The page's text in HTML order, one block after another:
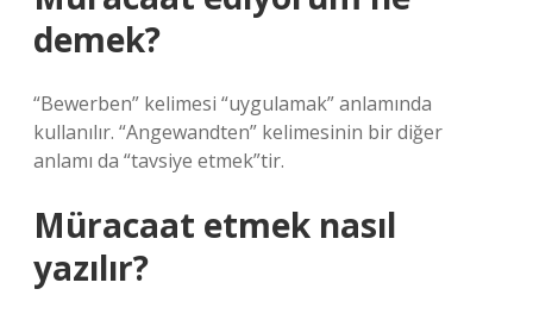
demek?
“Bewerben” kelimesi “uygulamak” anlamında
kullanılır. “Angewandten” kelimesinin bir diğer
anlamı da “tavsiye etmek”tir.
Müracaat etmek nasıl
yazılır?